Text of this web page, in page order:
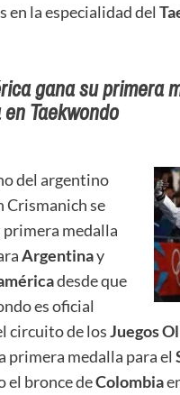
en la especialidad del
gana su primera
Taekwondo
del argentino
Crismanich se
medalla
Argentinay
desde que
es oficial
circuito de losJuegos
primera medalla para el
el bronce deColombia